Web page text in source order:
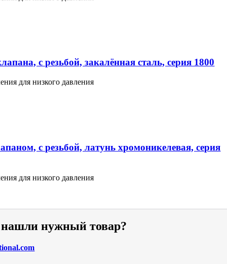
с резьбой, закалённая сталь, серия 1800
для низкого давления
с резьбой, латунь хромоникелевая, серия
для низкого давления
нужный товар?